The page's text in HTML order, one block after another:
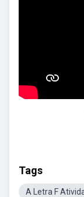
Tags
A Letra F